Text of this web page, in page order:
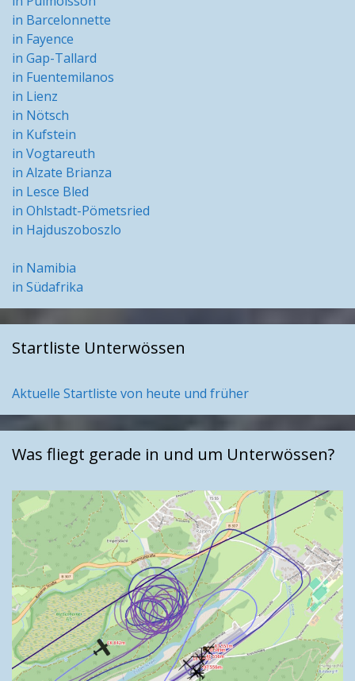
in Barcelonnette
in Fayence
in Gap-Tallard
in Fuentemilanos
in Lienz
in Nötsch
in Kufstein
in Vogtareuth
in Alzate Brianza
in Lesce Bled
in Ohlstadt-Pömetsried
in Hajduszoboszlo
in Namibia
in Südafrika
Startliste Unterwössen
Aktuelle Startliste von heute und früher
Was fliegt gerade in und um Unterwössen?